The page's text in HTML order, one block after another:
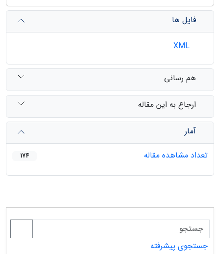
فایل ها
هم رسانی
ارجاع به این مقاله
آمار
تعداد مشاهده مقاله
174
جستجوی پیشرفته